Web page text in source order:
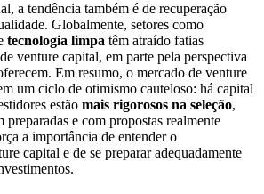
a tendência também é de recuperação
Globalmente, setores como
tecnologia limpa têm atraído fatias
venture capital, em parte pela perspectiva
Em resumo, o mercado de venture
um ciclo de otimismo cauteloso: há capital
estão mais rigorosos na seleção,
preparadas e com propostas realmente
a importância de entender o
capital e de se preparar adequadamente